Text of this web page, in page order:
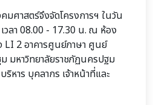
ศาสตร์จึงจัดโครงการฯ ในวัน
ลา 08.00 - 17.30 น. ณ ห้อง
LI 2 อาคารศูนย์ภาษา ศูนย์
มหาวิทยาลัยราชภัฏนครปฐม
หาร บุคลากร เจ้าหน้าที่และ